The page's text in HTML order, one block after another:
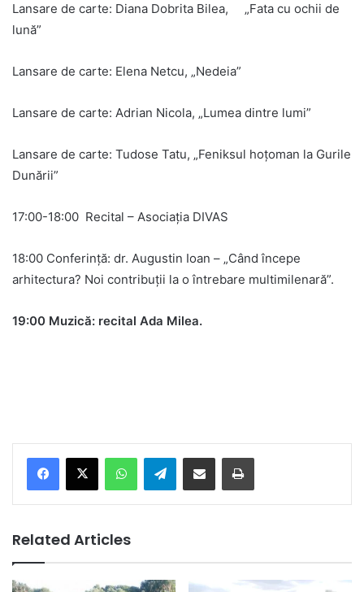
Lansare de carte: Diana Dobrita Bilea, „Fata cu ochii de
lună”
Lansare de carte: Elena Netcu, „Nedeia”
Lansare de carte: Adrian Nicola, „Lumea dintre lumi”
Lansare de carte: Tudose Tatu, „Feniksul hoțoman la Gurile
Dunării”
17:00-18:00 Recital – Asociația DIVAS
18:00 Conferință: dr. Augustin Ioan – „Când începe
arhitectura? Noi contribuții la o întrebare multimilenară”.
19:00 Muzică: recital Ada Milea.
Telegram
Related Articles